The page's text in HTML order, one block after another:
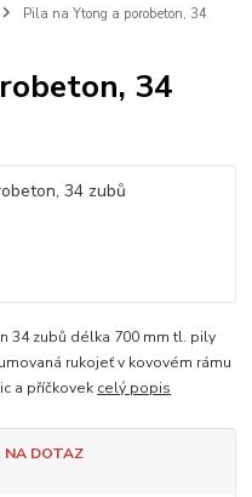
Pila na Ytong a porobeton, 34
34
34 zubů délka 700 mm tl. pily
rukojeť v kovovém rámu
a příčkovek celý popis
DOTAZ